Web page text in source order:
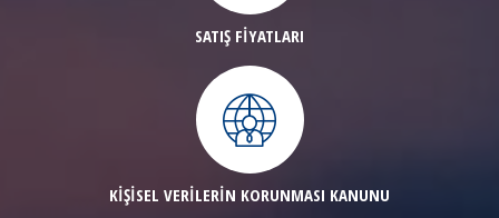
SATIŞ FİYATLARI
KİŞİSEL VERİLERİN KORUNMASI KANUNU